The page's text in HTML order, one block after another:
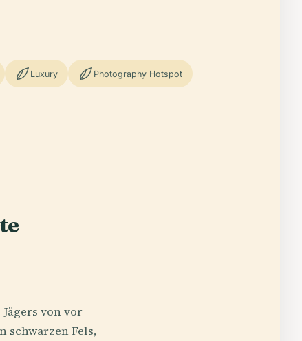
Luxury Photography Hotspot
von vor
schwarzen Fels,